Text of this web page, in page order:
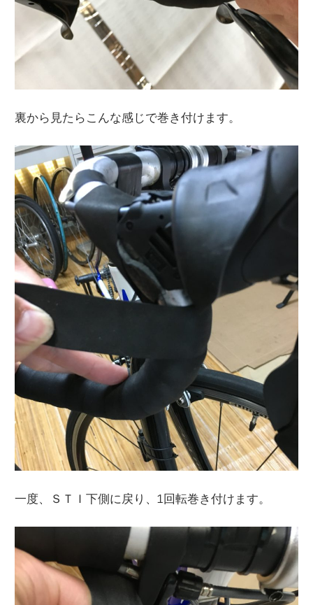
裏から見たらこんな感じで巻き付けます。
一度、ＳＴＩ下側に戻り、1回転巻き付けます。